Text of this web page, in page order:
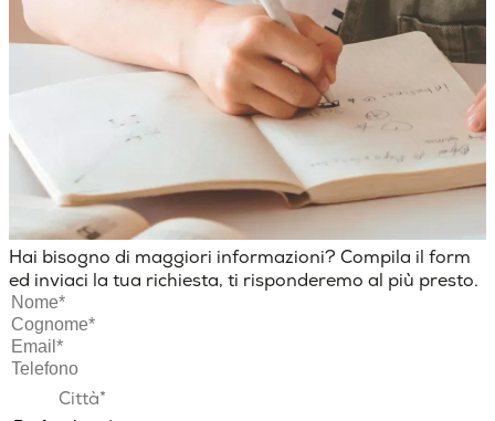
Hai bisogno di maggiori informazioni? Compila il form
ed inviaci la tua richiesta, ti risponderemo al più presto.